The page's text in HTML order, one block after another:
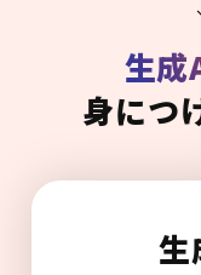
生
身につ
生